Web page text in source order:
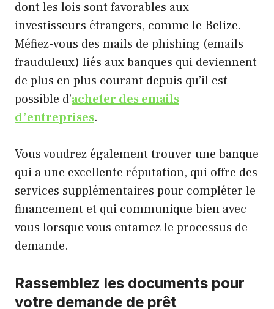
dont les lois sont favorables aux
investisseurs étrangers, comme le Belize.
Méfiez-vous des mails de phishing (emails
frauduleux) liés aux banques qui deviennent
de plus en plus courant depuis qu’il est
possible d’acheter des emails
d’entreprises.
Vous voudrez également trouver une banque
qui a une excellente réputation, qui offre des
services supplémentaires pour compléter le
financement et qui communique bien avec
vous lorsque vous entamez le processus de
demande.
Rassemblez les documents pour
votre demande de prêt